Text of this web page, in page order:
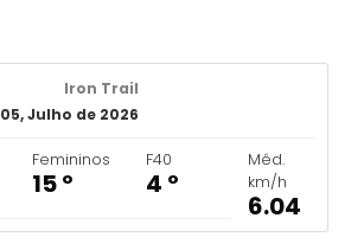
Iron Trail
05, Julho de 2026
Femininos
15 º
F40
4 º
Méd.
km/h
6.04